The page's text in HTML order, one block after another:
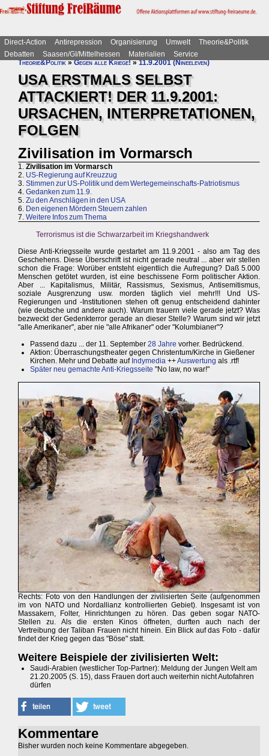
Direct-Action Antirepression Organisierung Umwelt
Theorie&Politik
Debatten
Saasen/GI/Mittelhessen Materialien
Service
Theorie&Politik»Gegen alle Kriege!»11.9.2001 (Nineeleven)
USA ERSTMALS SELBST
ATTACKIERT! DER 11.9.2001:
URSACHEN, INTERPRETATIONEN,
FOLGEN
Zivilisation im Vormarsch
1. Zivilisation im Vormarsch
2. US-Regierung auf Kreuzzug
3. Stimmen zur US-Politik und dem Wertegemeinschafts-Patriotismus
4. Gedanken zum 11.9.
5. Zu den Anschlägen in den USA
6. Den eigenen Mördern Steuern zahlen
7. Weitere Infos zum Thema
Terrorismus ist die Schwarzarbeit im Kriegshandwerk
Diese Anti-Kriegsseite wurde gestartet am 11.9.2001 - also am Tag des
Geschehens. Diese Überschrift ist nicht gerade neutral ... aber wir stellen
schon die Frage: Worüber entsteht eigentlich die Aufregung? Daß 5.000
Menschen getötet wurden, ist eine beschissene Form politischer Aktion.
Aber ... Kapitalismus, Militär, Rassismus, Sexismus, Antisemitismus,
soziale Ausgrenzung usw. morden täglich viel mehr!!! Und US-
Regierungen und -Institutionen stehen oft genug entscheidend dahinter
(wie deutsche und andere auch). Warum trauern viele gerade jetzt? Was
bezweckt der Gedenkterror gerade an dieser Stelle? Warum sind wir jetzt
"alle Amerikaner", aber nie "alle Afrikaner" oder "Kolumbianer"?
Passend dazu ... der 11. September 28 Jahre vorher. Bedrückend.
Aktion: Überraschungstheater gegen Christentum/Kirche in Gießener
Kirchen. Mehr und Debatte auf Indymedia ++Auswertung als .rtf!
Später neu gemachte Anti-Kriegsseite "No law, no war!"
Rechts: Foto von den Handlungen der zivilisierten Seite (aufgenommen
im von NATO und Nordallianz kontrollierten Gebiet). Insgesamt ist von
Massakern, Folter, Hinrichtungen zu hören. Das geben sogar NATO-
Stellen zu. Als die ersten Kinos öffneten, durften auch nach der
Vertreibung der Taliban Frauen nicht hinein. Ein Blick auf das Foto - dafür
findet der Krieg gegen das "Böse" statt.
Weitere Beispiele der zivilisierten Welt:
Saudi-Arabien (westlicher Top-Partner): Meldung der Jungen Welt am
21.20.2005 (S. 15), dass Frauen dort auch weiterhin nicht Autofahren
dürfen
Kommentare
Bisher wurden noch keine Kommentare abgegeben.